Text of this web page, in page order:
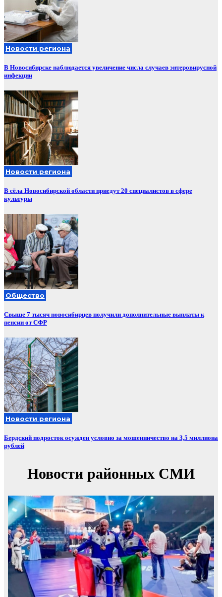
Новости региона
В Новосибирске наблюдается увеличение числа случаев энтеровирусной
инфекции
Новости региона
В сёла Новосибирской области приедут 20 специалистов в сфере
культуры
Общество
Свыше 7 тысяч новосибирцев получили дополнительные выплаты к
пенсии от СФР
Новости региона
Бердский подросток осужден условно за мошенничество на 3,5 миллиона
рублей